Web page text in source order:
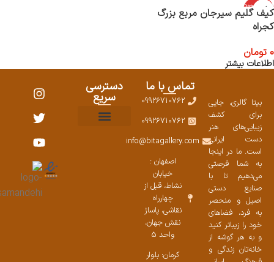
اتمام موجود
ی
کیف گلیم سیرجان مربع بزرگ
کجراه
0 تومان
اطلاعات بیشتر
بیتا گالری، جایی
برای کشف
زیبایی‌های هنر
دست ایرانی
است. ما در اینجا
به شما فرصتی
می‌دهیم تا با
صنایع دستی
اصیل و منحصر
به فرد، فضاهای
خود را زیباتر کنید
و به هر گوشه از
خانه‌تان زندگی و
تماس با ما
09926710762
09926710762
info@bitagallery.com
اصفهان :
خیابان
نشاط، قبل از
چهارراه
نقاشی، پاساژ
نقش جهان،
واحد 5
کرمان: بلوار
دسترسی
سریع